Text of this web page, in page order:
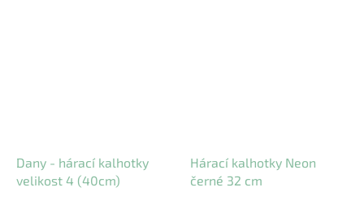
Dany - hárací kalhotky
velikost 4 (40cm)
Hárací kalhotky Neon
černé 32 cm